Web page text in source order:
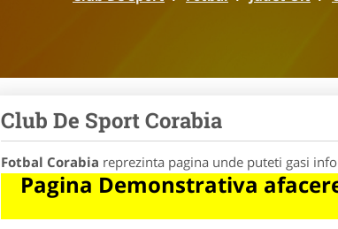
Club De Sport Corabia
Fotbal Corabia reprezinta pagina unde puteti gasi
Pagina Demonstrativa